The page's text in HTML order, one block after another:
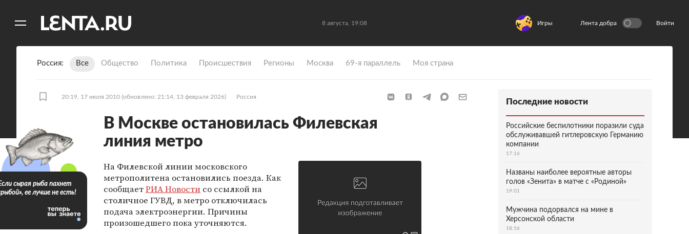
8 августа, 19:08 Игры Лента добра Войти
Россия Все Общество Политика Происшествия Регионы Москва 69-я параллель Моя страна
20:19, 17 июля 2010 (обновлено: 21:14, 13 февраля 2026) Россия
В Москве остановилась Филевская
линия метро
На Филевской линии московского
метрополитена остановились поезда. Как
сообщаетРИА Новости со ссылкой на
столичное ГУВД, в метро отключилась
подача электроэнергии. Причины
произошедшего пока уточняются.
сырая рыба пахнет
ее лучше не есть!
Последние новости
Российские беспилотники поразили суда
обслуживавшей гитлеровскую Германию
компании
17:16
Названы наиболее вероятные авторы
голов «Зенита» в матче с «Родиной»
19:01
Мужчина подорвался на мине в
Херсонской области
18:56